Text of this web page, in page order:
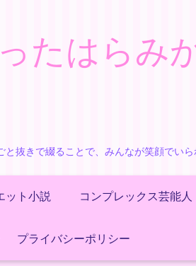
たはらみ
抜きで綴ることで、みんなが笑顔でいら
ット小説 コンプレックス芸能人
プライバシーポリシー